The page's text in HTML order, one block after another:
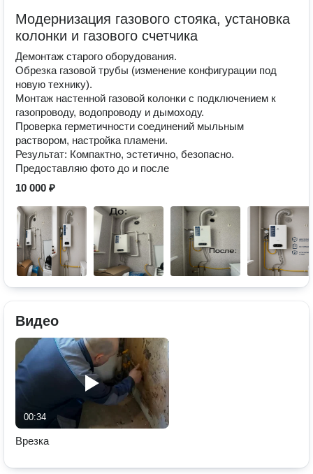
Модернизация газового стояка, установка
колонки и газового счетчика
Демонтаж старого оборудования.
Обрезка газовой трубы (изменение конфигурации под
новую технику).
Монтаж настенной газовой колонки с подключением к
газопроводу, водопроводу и дымоходу.
Проверка герметичности соединений мыльным
раствором, настройка пламени.
Результат: Компактно, эстетично, безопасно.
Предоставляю фото до и после
10 000 ₽
Видео
00:34
Врезка